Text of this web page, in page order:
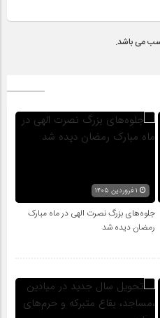
می باشد.
جلوه‌های بزرگ نصرت الهی در ماه مبارک
رمضان دیده شد